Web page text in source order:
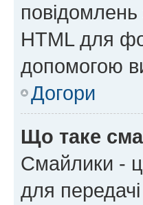
HTML для
допомогою
Догори
Що таке
Смайлики -
для